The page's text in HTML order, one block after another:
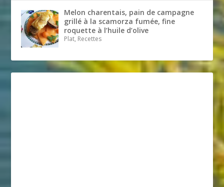
Melon charentais, pain de campagne
grillé à la scamorza fumée, fine
roquette à l’huile d’olive
Plat, Recettes